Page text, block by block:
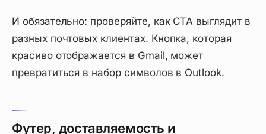
И обязательно: проверяйте, как CTA выглядит в
разных почтовых клиентах. Кнопка, которая
красиво отображается в Gmail, может
превратиться в набор символов в Outlook.
Футер, доставляемость и